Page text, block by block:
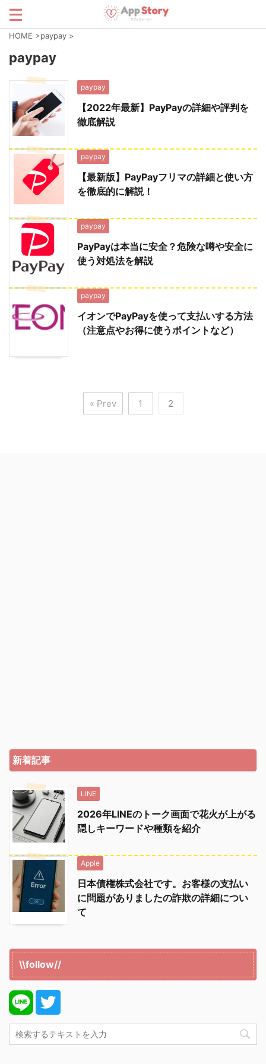
HOME >paypay >
paypay
paypay
【2022年最新】PayPayの詳細や評判を
徹底解説
paypay
【最新版】PayPayフリマの詳細と使い方
を徹底的に解説！
paypay
PayPayは本当に安全？危険な噂や安全に
使う対処法を解説
paypay
イオンでPayPayを使って支払いする方法
（注意点やお得に使うポイントなど）
« Prev 1 2
新着記事
LINE
2026年LINEのトーク画面で花火が上がる
隠しキーワードや種類を紹介
Apple
日本債権株式会社です。お客様の支払い
に問題がありましたの詐欺の詳細につい
て
\\follow//